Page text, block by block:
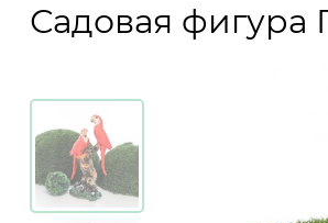
Садовая фигура